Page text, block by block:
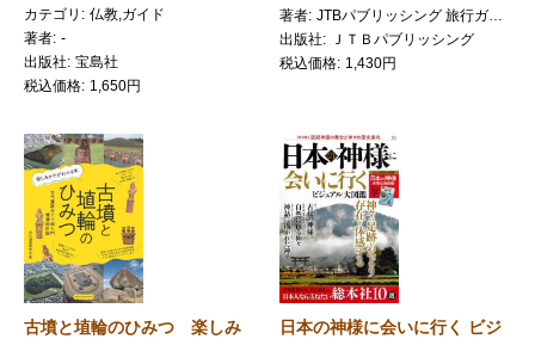
カテゴリ
仏教,ガイド
著者 -
出版社
宝島社
税込価格
1,650円
著者
出版社
ＪＴＢパブリッシング
税込価格
1,430円
古墳と埴輪のひみつ 楽しみ
日本の神様に会いに行く ビジ